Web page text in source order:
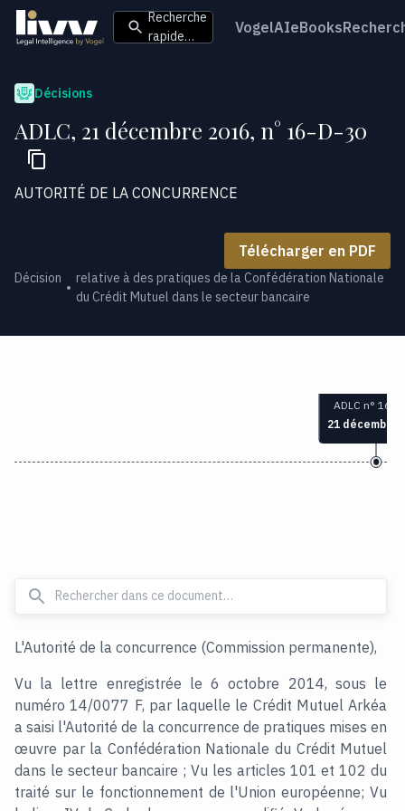
Recherche
rapide…
VogelAIeBooks
Décisions
ADLC, 21 décembre 2016, n° 16-D-30
AUTORITÉ DE LA CONCURRENCE
Télécharger en PDF
Décision
relative à des pratiques de la Confédération Nationale
du Crédit Mutuel dans le secteur bancaire
ADLC n° 16-
21 décembre
L'Autorité de la concurrence (Commission permanente),
Vu la lettre enregistrée le 6 octobre 2014, sous le
numéro 14/0077 F, par laquelle le Crédit Mutuel Arkéa
a saisi l'Autorité de la concurrence de pratiques mises en
œuvre par la Confédération Nationale du Crédit Mutuel
dans le secteur bancaire ; Vu les articles 101 et 102 du
traité sur le fonctionnement de l'Union européenne; Vu